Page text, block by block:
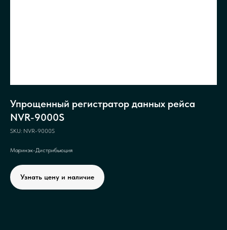
Упрощенный регистратор данных рейса
NVR-9000S
SKU: NVR-9000S
Маринэк-Дистрибьюция
Узнать цену и наличие